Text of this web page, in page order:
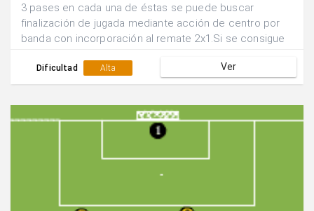
3 pases en cada una de éstas se puede buscar
finalización de jugada mediante acción de centro por
banda con incorporación al remate 2x1.Si se consigue
rotan las posiciones.
Dificultad Alta Ver